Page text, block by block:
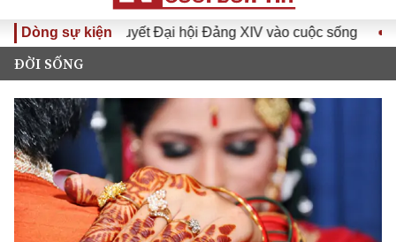
Dòng sự kiện
Nghị quyết Đại hội Đảng XIV vào cuộc sống Hướng
ĐỜI SỐNG